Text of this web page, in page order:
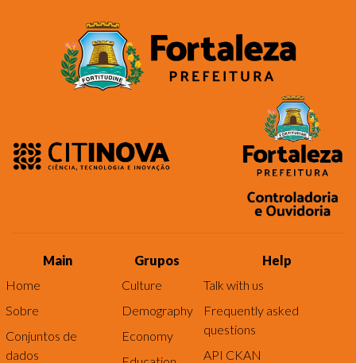
Main
Home
Sobre
Conjuntos de
dados
Grupos
Culture
Demography
Economy
Help
Talk with us
Frequently asked
questions
API CKAN